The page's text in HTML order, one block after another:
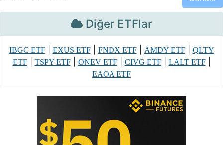
Diğer ETFlar
IBGC ETF| EXUS ETF| FNDX ETF| AMDY ETF|
QLTY
ETF| TSPY ETF| ONEV ETF| CIVG ETF| LALT ETF|
EAOA ETF